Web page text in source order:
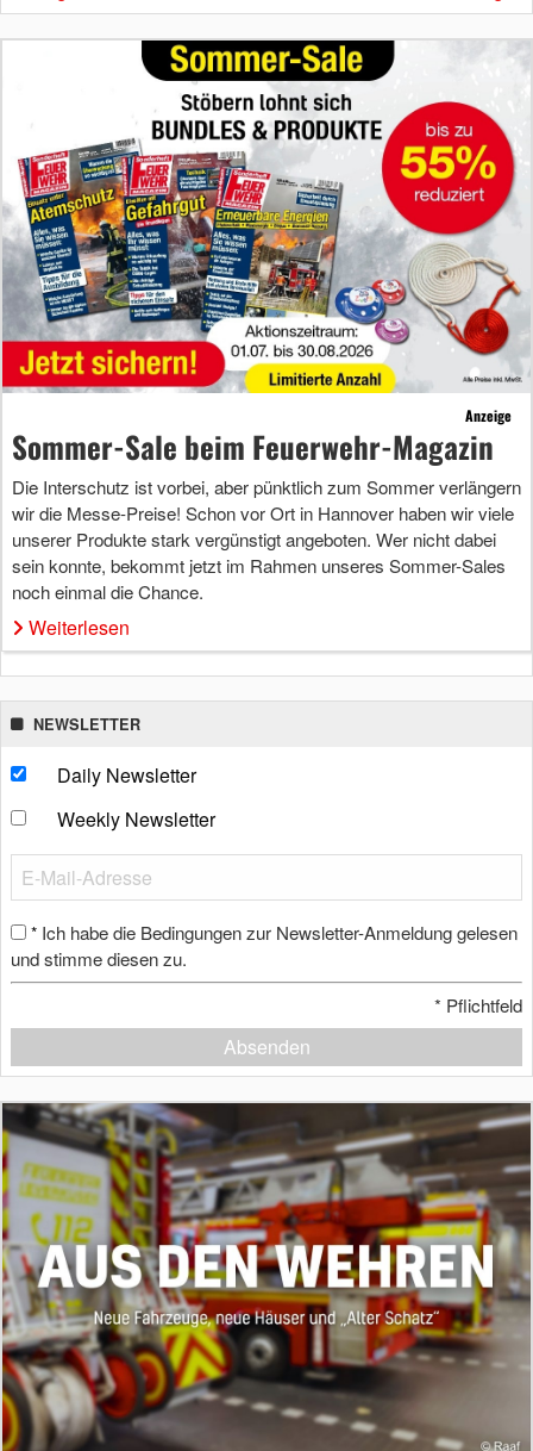
Anzeige
Sommer-Sale beim Feuerwehr-Magazin
Die Interschutz ist vorbei, aber pünktlich zum Sommer verlängern
wir die Messe-Preise! Schon vor Ort in Hannover haben wir viele
unserer Produkte stark vergünstigt angeboten. Wer nicht dabei
sein konnte, bekommt jetzt im Rahmen unseres Sommer-Sales
noch einmal die Chance.
Weiterlesen
NEWSLETTER
Daily Newsletter
Weekly Newsletter
* Ich habe die Bedingungen zur Newsletter-Anmeldung gelesen
und stimme diesen zu.
* Pflichtfeld
Absenden